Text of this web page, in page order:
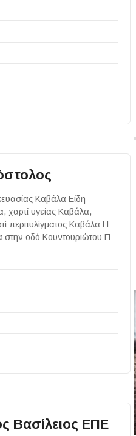
Καβάλα Είδη
χαρτί υγείας Καβάλα,
περιτυλίγματος Καβάλα Η
στην οδό Κουντουριώτου Π
Βασίλειος ΕΠΕ